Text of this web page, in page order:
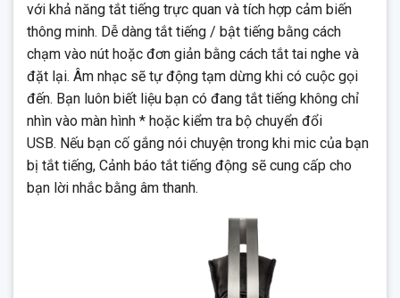
với khả năng tắt tiếng trực quan và tích hợp cảm biến
thông minh. Dễ dàng tắt tiếng / bật tiếng bằng cách
chạm vào nút hoặc đơn giản bằng cách tắt tai nghe và
đặt lại. Âm nhạc sẽ tự động tạm dừng khi có cuộc gọi
đến. Bạn luôn biết liệu bạn có đang tắt tiếng không chỉ
nhìn vào màn hình * hoặc kiểm tra bộ chuyển đổi
USB. Nếu bạn cố gắng nói chuyện trong khi mic của bạn
bị tắt tiếng, Cảnh báo tắt tiếng động sẽ cung cấp cho
bạn lời nhắc bằng âm thanh.